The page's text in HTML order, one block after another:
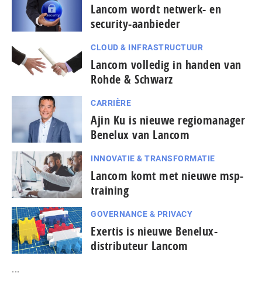
Lancom wordt netwerk- en
security-aanbieder
CLOUD & INFRASTRUCTUUR
Lancom volledig in handen van
Rohde & Schwarz
CARRIÈRE
Ajin Ku is nieuwe regiomanager
Benelux van Lancom
INNOVATIE & TRANSFORMATIE
Lancom komt met nieuwe msp-
training
GOVERNANCE & PRIVACY
Exertis is nieuwe Benelux-
distributeur Lancom
...